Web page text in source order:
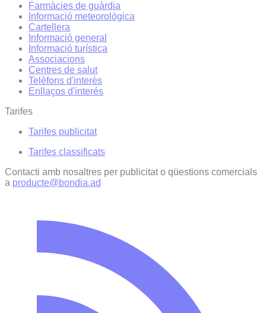
Farmàcies de guàrdia
Informació meteorològica
Cartellera
Informació general
Informació turística
Associacions
Centres de salut
Telèfons d'interès
Enllaços d'interés
Tarifes
Tarifes publicitat
Tarifes classificats
Contacti amb nosaltres per publicitat o qüestions comercials
a producte@bondia.ad